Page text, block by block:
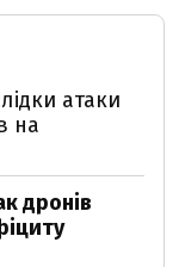
атаки
на
дронів